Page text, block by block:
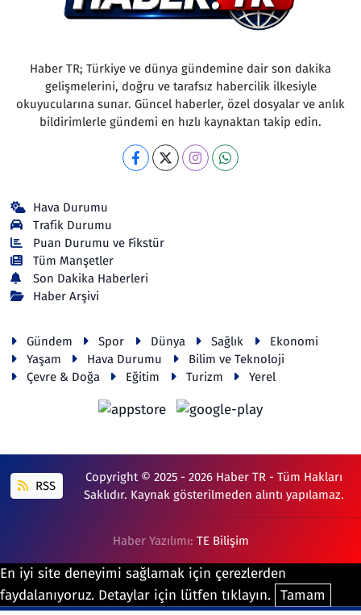
Haber TR; Türkiye ve dünya gündemine dair son dakika
gelişmelerini, doğru ve tarafsız habercilik ilkesiyle
okuyucularına sunar. Güncel haberler, özel dosyalar ve anlık
bildirimlerle gündemi en hızlı kaynaktan takip edin.
Hava Durumu
Trafik Durumu
Puan Durumu ve Fikstür
Tüm Manşetler
Son Dakika Haberleri
Haber Arşivi
Gündem Spor Dünya Sağlık
Ekonomi
Yaşam
Hava Durumu
Bilim ve Teknoloji
Çevre & Doğa
Eğitim Turizm Yerel
RSS
Copyright © 2025 - 2026 Haber TR - Tüm Hakları
Saklıdır. Kaynak gösterilmeden alıntı yapılamaz.
Haber Yazılımı: TE Bilişim
En iyi site deneyimi sağlamak için çerezlerden
faydalanıyoruz. Detaylar için lütfen tıklayın.
Tamam